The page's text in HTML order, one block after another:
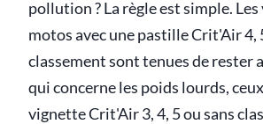
pollution ? La règle est simple.
motos avec une pastille Crit'Air 4,
classement sont tenues de rester
qui concerne les poids lourds,
vignette Crit'Air 3, 4, 5 ou sans